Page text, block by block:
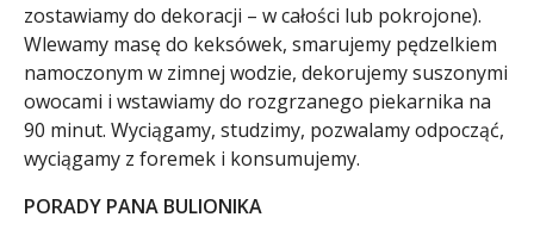
zostawiamy do dekoracji – w całości lub pokrojone).
Wlewamy masę do keksówek, smarujemy pędzelkiem
namoczonym w zimnej wodzie, dekorujemy suszonymi
owocami i wstawiamy do rozgrzanego piekarnika na
90 minut. Wyciągamy, studzimy, pozwalamy odpocząć,
wyciągamy z foremek i konsumujemy.
PORADY PANA BULIONIKA